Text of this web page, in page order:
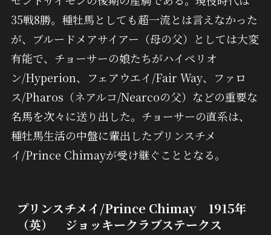
35戦8勝。種牡馬としても超一流とは言えなかった
が、ブルードメアサイアー（母の父）としては大変
有能で、チョーサーの娘たちがハイペリオ
ン/Hyperion、フェアウエイ/Fair Way、ファロ
ス/Pharos（ネアルコ/Nearcoの父）などの重要な
名馬を次々に送り出した。チョーサーの直系は、
種牡馬生活の中盤に輩出したプリンスチメ
イ/Prince Chimayが受け継ぐこととなる。
プリンスチメイ/Prince Chimay 1915年
（英） ジョッキークラブステークス